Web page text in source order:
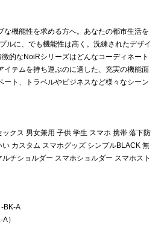
な機能性を求める方へ。あなたの都市生活を
ルに、でも機能性は高く。洗練されたデザイ
徴的なNoiRシリーズはどんなコーディネート
イテムを持ち運ぶのに適した、充実の機能面
ート、トラベルやビジネスなど様々なシーン
クス 男女兼用 子供 学生 スマホ 携帯 落下防
カスタム スマホグッズ シンプルBLACK 無
チショルダー スマホショルダー スマホスト
-BK-A
）